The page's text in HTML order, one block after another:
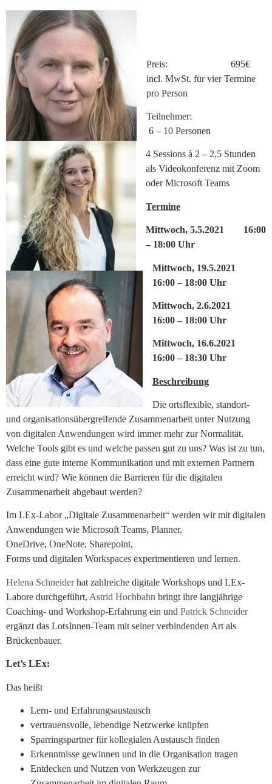
Preis: 695€
incl. MwSt. für vier Termine
pro Person
Teilnehmer:
6 – 10 Personen
4 Sessions à 2 – 2,5 Stunden
als Videokonferenz mit Zoom
oder Microsoft Teams
Termine
Mittwoch, 5.5.2021 16:00
– 18:00 Uhr
Mittwoch, 19.5.2021
16:00 – 18:00 Uhr
Mittwoch, 2.6.2021
16:00 – 18:00 Uhr
Mittwoch, 16.6.2021
16:00 – 18:30 Uhr
Beschreibung
Die ortsflexible, standort-
und organisationsübergreifende Zusammenarbeit unter Nutzung
von digitalen Anwendungen wird immer mehr zur Normalität.
Welche Tools gibt es und welche passen gut zu uns? Was ist zu tun,
dass eine gute interne Kommunikation und mit externen Partnern
erreicht wird? Wie können die Barrieren für die digitalen
Zusammenarbeit abgebaut werden?
Im LEx-Labor „Digitale Zusammenarbeit“ werden wir mit digitalen
Anwendungen wie Microsoft Teams, Planner,
OneDrive, OneNote, Sharepoint,
Forms und digitalen Workspaces experimentieren und lernen.
Helena Schneiderhat zahlreiche digitale Workshops und LEx-
Labore durchgeführt, Astrid Hochbahn bringt ihre langjährige
Coaching- und Workshop-Erfahrung ein und Patrick Schneider
ergänzt das LotsInnen-Team mit seiner verbindenden Art als
Brückenbauer.
Let’s LEx:
Das heißt
Lern- und Erfahrungsaustausch
vertrauensvolle, lebendige Netzwerke knüpfen
Sparringspartner für kollegialen Austausch finden
Erkenntnisse gewinnen und in die Organisation tragen
Entdecken und Nutzen von Werkzeugen zur